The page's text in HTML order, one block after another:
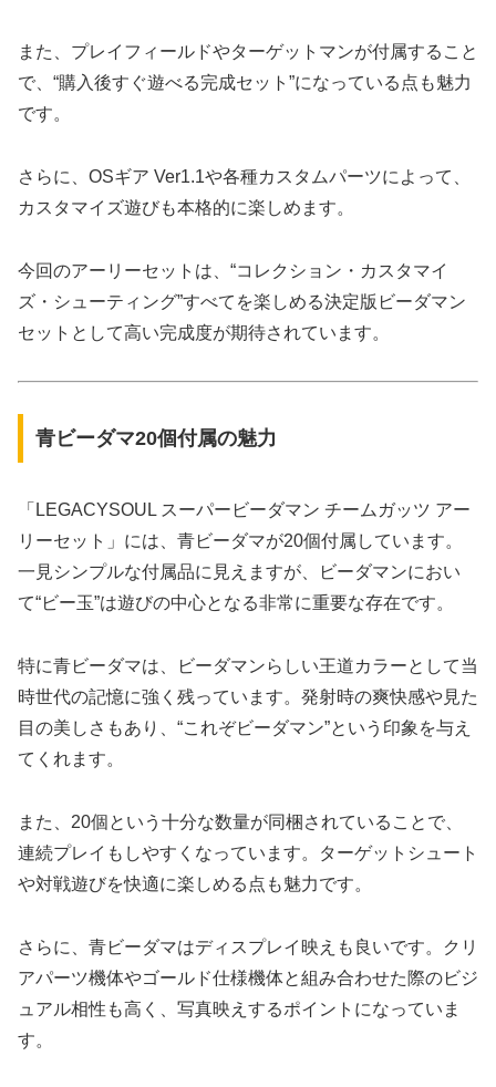
また、プレイフィールドやターゲットマンが付属すること
で、“購入後すぐ遊べる完成セット”になっている点も魅力
です。
さらに、OSギア Ver1.1や各種カスタムパーツによって、
カスタマイズ遊びも本格的に楽しめます。
今回のアーリーセットは、“コレクション・カスタマイ
ズ・シューティング”すべてを楽しめる決定版ビーダマン
セットとして高い完成度が期待されています。
青ビーダマ20個付属の魅力
「LEGACYSOUL スーパービーダマン チームガッツ アー
リーセット」には、青ビーダマが20個付属しています。
一見シンプルな付属品に見えますが、ビーダマンにおい
て“ビー玉”は遊びの中心となる非常に重要な存在です。
特に青ビーダマは、ビーダマンらしい王道カラーとして当
時世代の記憶に強く残っています。発射時の爽快感や見た
目の美しさもあり、“これぞビーダマン”という印象を与え
てくれます。
また、20個という十分な数量が同梱されていることで、
連続プレイもしやすくなっています。ターゲットシュート
や対戦遊びを快適に楽しめる点も魅力です。
さらに、青ビーダマはディスプレイ映えも良いです。クリ
アパーツ機体やゴールド仕様機体と組み合わせた際のビジ
ュアル相性も高く、写真映えするポイントになっていま
す。